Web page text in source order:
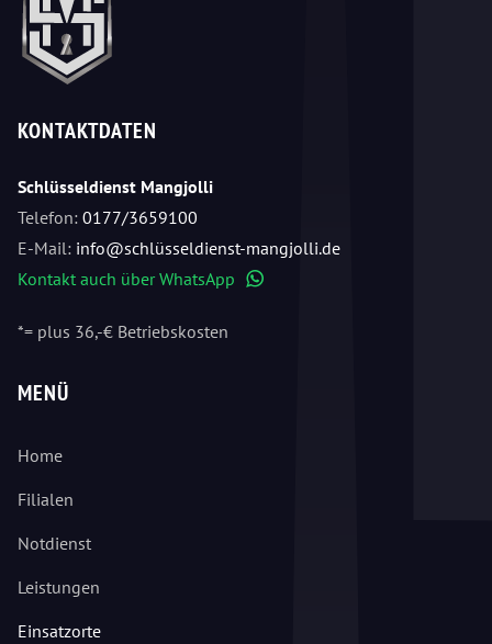
KONTAKTDATEN
Schlüsseldienst Mangjolli
Telefon: 0177/3659100
E-Mail: info@schlüsseldienst-mangjolli.de
Kontakt auch über WhatsApp
*= plus 36,-€ Betriebskosten
MENÜ
Home
Filialen
Notdienst
Leistungen
Einsatzorte